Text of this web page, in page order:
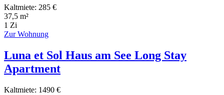
Kaltmiete: 285 €
37,5 m²
1 Zi
Zur Wohnung
Luna et Sol Haus am See Long Stay
Apartment
Kaltmiete: 1490 €